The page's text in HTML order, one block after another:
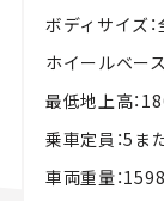
ボディサイズ
ホイールベー
最低地上高：
乗車定員：5ま
車両重量：